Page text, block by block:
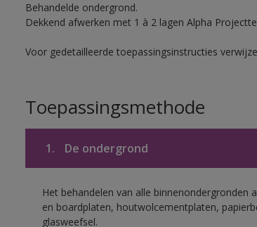
Behandelde ondergrond.
Dekkend afwerken met 1 à 2 lagen Alpha
Voor gedetailleerde toepassingsinstructies
Toepassingsmethode
1. De ondergrond
Het behandelen van alle
en boardplaten, houtwolcementplaten,
glasweefsel.